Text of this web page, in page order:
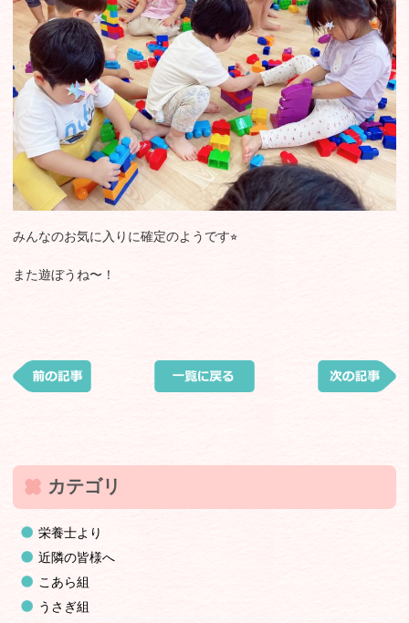
みんなのお気に入りに確定のようです⭐︎
また遊ぼうね〜！
カテゴリ
栄養士より
近隣の皆様へ
こあら組
うさぎ組